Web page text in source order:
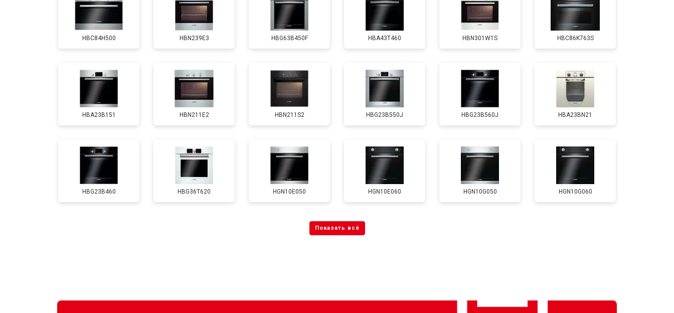
Замена панели управления от 120 мин
HBC84H500 HBN239E3 HBG63B450F HBA43T460 HBN301W1S HBC86K763S
HBA23B151 HBN211E2 HBN211S2 HBG23B550J HBG23B560J HBA23BN21
HBG23B460 HBG36T620 HGN10E050 HGN10E060 HGN10G050 HGN10G060